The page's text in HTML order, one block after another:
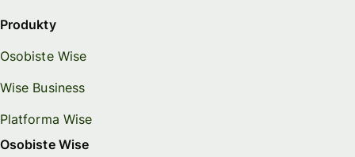
Produkty
Osobiste Wise
Wise Business
Platforma Wise
Osobiste Wise